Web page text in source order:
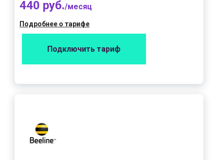
440 руб./месяц
Подробнее о тарифе
Подключить тариф